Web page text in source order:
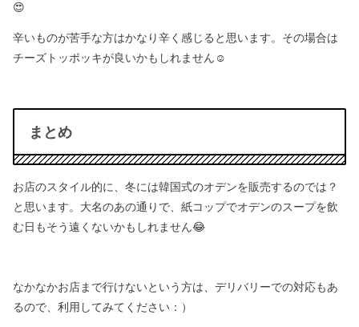
😍
辛いものが苦手な方はかなり辛く感じると思います。 その場合は
チーズトッポッキが良いかもしれません☺️
まとめ
お店のスタイル的に、冬には韓国式のオデンを販売するのでは？
と思います。 大名のあの通りで、紙コップでオデンのスープを飲
む日もそう遠くないかもしれません😂
なかなかお店まで行けないという方は、デリバリーでの対応もあ
るので、 利用してみてください：）